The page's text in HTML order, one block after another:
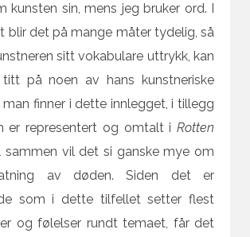
kunsten sin, mens jeg bruker ord. I
blir det på mange måter tydelig, så
sitt vokabulare uttrykk, kan
på noen av hans kunstneriske
finner i dette innlegget, i tillegg
er representert og omtalt i Rotten
sammen vil det si ganske mye om
av døden. Siden det er
som i dette tilfellet setter flest
og følelser rundt temaet, får det